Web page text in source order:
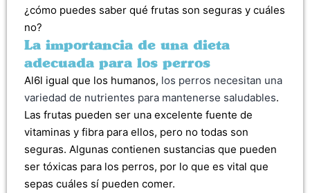
¿cómo puedes saber qué frutas son seguras y cuáles
no?
La importancia de una dieta
adecuada para los perros
Al6l igual que los humanos, los perros necesitan una
variedad de nutrientes para mantenerse saludables.
Las frutas pueden ser una excelente fuente de
vitaminas y fibra para ellos, pero no todas son
seguras. Algunas contienen sustancias que pueden
ser tóxicas para los perros, por lo que es vital que
sepas cuáles sí pueden comer.